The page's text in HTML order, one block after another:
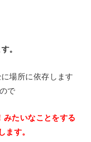
。
場所に依存します
ので
みたいなことをする
ます。